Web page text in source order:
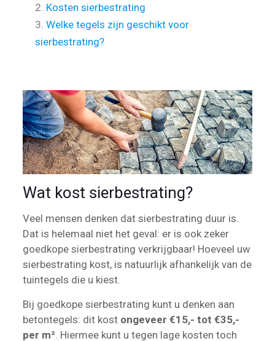
2. Kosten sierbestrating
3. Welke tegels zijn geschikt voor
sierbestrating?
Wat kost sierbestrating?
Veel mensen denken dat sierbestrating duur is.
Dat is helemaal niet het geval: er is ook zeker
goedkope sierbestrating verkrijgbaar! Hoeveel uw
sierbestrating kost, is natuurlijk afhankelijk van de
tuintegels die u kiest.
Bij goedkope sierbestrating kunt u denken aan
betontegels: dit kost ongeveer €15,- tot €35,-
per m². Hiermee kunt u tegen lage kosten toch